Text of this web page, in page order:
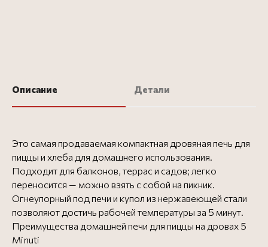
Описание Детали
Это самая продаваемая компактная дровяная печь для
пиццы и хлеба для домашнего использования.
Подходит для балконов, террас и садов; легко
переносится — можно взять с собой на пикник.
Огнеупорный под печи и купол из нержавеющей стали
позволяют достичь рабочей температуры за 5 минут.
Преимущества домашней печи для пиццы на дровах 5
Minuti